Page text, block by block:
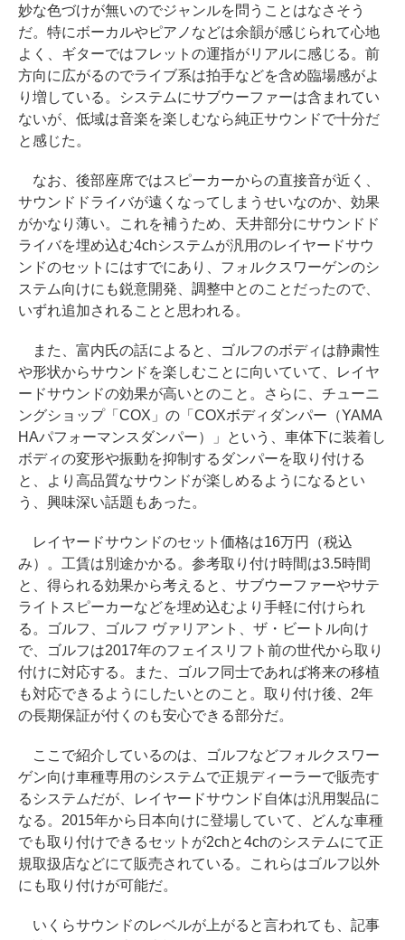
妙な色づけが無いのでジャンルを問うことはなさそう
だ。特にボーカルやピアノなどは余韻が感じられて心地
よく、ギターではフレットの運指がリアルに感じる。前
方向に広がるのでライブ系は拍手などを含め臨場感がよ
り増している。システムにサブウーファーは含まれてい
ないが、低域は音楽を楽しむなら純正サウンドで十分だ
と感じた。
なお、後部座席ではスピーカーからの直接音が近く、
サウンドドライバが遠くなってしまうせいなのか、効果
がかなり薄い。これを補うため、天井部分にサウンドド
ライバを埋め込む4chシステムが汎用のレイヤードサウ
ンドのセットにはすでにあり、フォルクスワーゲンのシ
ステム向けにも鋭意開発、調整中とのことだったので、
いずれ追加されることと思われる。
また、富内氏の話によると、ゴルフのボディは静粛性
や形状からサウンドを楽しむことに向いていて、レイヤ
ードサウンドの効果が高いとのこと。さらに、チューニ
ングショップ「COX」の「COXボディダンパー（YAMA
HAパフォーマンスダンパー）」という、車体下に装着し
ボディの変形や振動を抑制するダンパーを取り付ける
と、より高品質なサウンドが楽しめるようになるとい
う、興味深い話題もあった。
レイヤードサウンドのセット価格は16万円（税込
み）。工賃は別途かかる。参考取り付け時間は3.5時間
と、得られる効果から考えると、サブウーファーやサテ
ライトスピーカーなどを埋め込むより手軽に付けられ
る。ゴルフ、ゴルフ ヴァリアント、ザ・ビートル向け
で、ゴルフは2017年のフェイスリフト前の世代から取り
付けに対応する。また、ゴルフ同士であれば将来の移植
も対応できるようにしたいとのこと。取り付け後、2年
の長期保証が付くのも安心できる部分だ。
ここで紹介しているのは、ゴルフなどフォルクスワー
ゲン向け車種専用のシステムで正規ディーラーで販売す
るシステムだが、レイヤードサウンド自体は汎用製品に
なる。2015年から日本向けに登場していて、どんな車種
でも取り付けできるセットが2chと4chのシステムにて正
規取扱店などにて販売されている。これらはゴルフ以外
にも取り付けが可能だ。
いくらサウンドのレベルが上がると言われても、記事